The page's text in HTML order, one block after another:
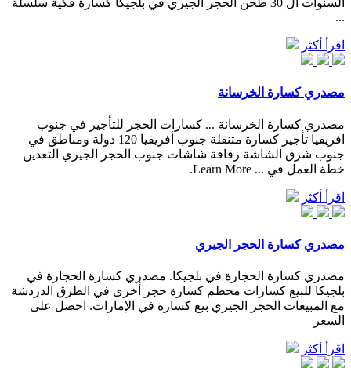
السنوات ال 30 طحن الحجر الجيري في بلجيكا كسارة فكية سلسلة
...
اقرأ أكثر
مصدري كسارة الخرسانة
مصدري كسارة الخرسانة ... كسارات الحجر للتأجير في جنوب
افريقيا تأجير كسارة متنقلة جنوب أفريقيا 120 دولة ومناطق في
جنوب شرق الشاشة رقاقة شاشات جنوب الحجر الجيري التعدين
خطة العمل في ... Learn More.
اقرأ أكثر
مصدري كسارة الحجر الجيري
مصدري كسارة الحجارة في بلجيكا. مصدري كسارة الحجارة في
بلجيكا للبيع كسارات محطم كسارة حجر أخرى في الطرق الدردشة
مع المبيعات الحجر الجيري بيع كسارة في الإمارات. احصل على
السعر
اقرأ أكثر